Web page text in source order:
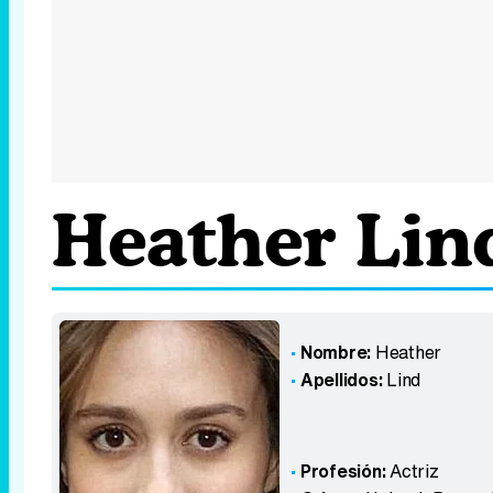
Heather
Nombre: Heather
Apellidos:Lind
Profesión:Actriz